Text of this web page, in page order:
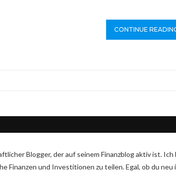
CONTINUE
Blogger, der auf seinem Finanzblog aktiv ist.
Finanzen und Investitionen zu teilen. Egal, ob du